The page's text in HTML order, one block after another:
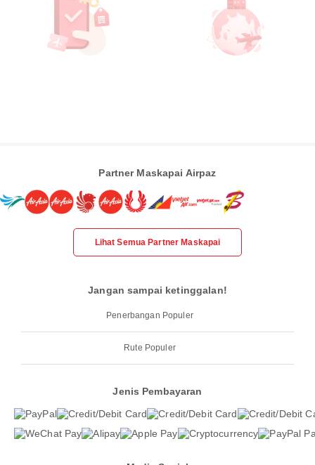
Partner Maskapai Airpaz
Lihat Semua Partner Maskapai
Jangan sampai ketinggalan!
Penerbangan Populer
Rute Populer
Jenis Pembayaran